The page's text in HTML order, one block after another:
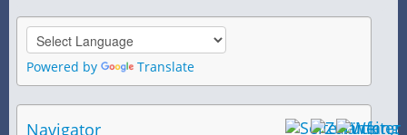
Powered by Translate
Navigator